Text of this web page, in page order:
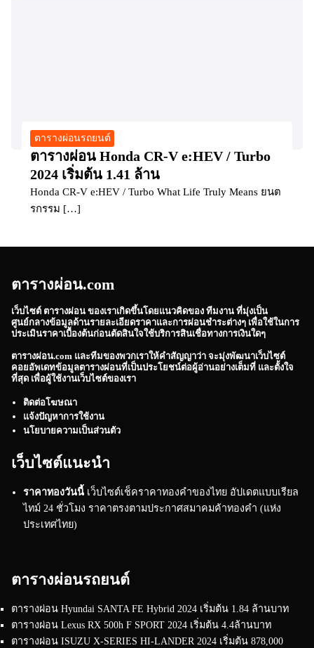
ตารางผ่อนรถยนต์
ตารางผ่อน Honda CR-V e:HEV / Turbo
2024 เริ่มต้น 1.41 ล้าน
Honda CR-V e:HEV / Turbo What Life Truly Means ยนต
รกรรม […]
ตารางผ่อน.com
เว็บไซต์ ตารางผ่อน ของเราเกิดขึ้นโดยแนวคิดของ ทีมงาน ที่มุ่งเป็น
ศูนย์กลางข้อมูลด้านรายละเอียดราคาและการผ่อนชำระต่างๆ เพื่อใช้ในการ
ประเมินราคาเบื้องต้นก่อนตัดสินใจใช้บริการสินเชื่อทางการเงินใดๆ
ตารางผ่อน.com และทีมของพวกเราให้คำสัญญาว่า จะมุ่งพัฒนาเว็บไซต์
คอยอัพเดทข้อมูลตารางผ่อนที่เป็นประโยชน์ต่อผู้อ่านอย่างเต็มที่ และตั้งใจ
ที่สุด เพื่อผู้ใช้งานเว็บไซต์ของเรา
ติดต่อโฆษณา
แจ้งปัญหาการใช้งาน
นโยบายความเป็นส่วนตัว
เว็บไซต์แนะนำ
ราคาทองวันนี้ เว็บไซต์เช็คราคาทองคำของไทย อัปเดตแบบเรียล
ไทม์ 24 ชั่วโมง ราคาตรงตามประกาศสมาคมค้าทองคำ (แห่ง
ประเทศไทย)
ตารางผ่อนรถยนต์
ตารางผ่อน Hyundai SANTA FE Hybrid 2024 เริ่มต้น 1.84 ล้านบาท
ตารางผ่อน Lexus RX 500h F SPORT 2024 เริ่มต้น 4.4ล้านบาท
ตารางผ่อน ISUZU X-SERIES HI-LANDER 2024 เริ่มต้น 878,000